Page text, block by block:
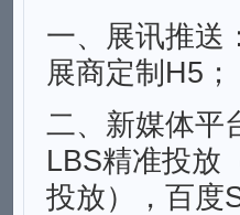
一、展讯推送
展商定制H5；
二、新媒体平
LBS精准投放
投放），百度